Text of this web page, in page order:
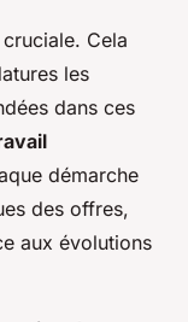
Cela
les
dans ces
démarche
des offres,
aux évolutions